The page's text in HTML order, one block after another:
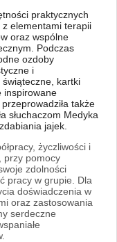
praktycznych
z elementami terapii
oraz wspólne
Podczas
ozdoby
i
świąteczne, kartki
inspirowane
także
słuchaczom Medyka
jajek.
życzliwości i
przy pomocy
zdolności
pracy w grupie. Dla
doświadczenia w
oraz zastosowania
serdeczne